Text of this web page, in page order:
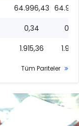
64.996,43
0,34
0,34
1.915,36
Tüm Pariteler